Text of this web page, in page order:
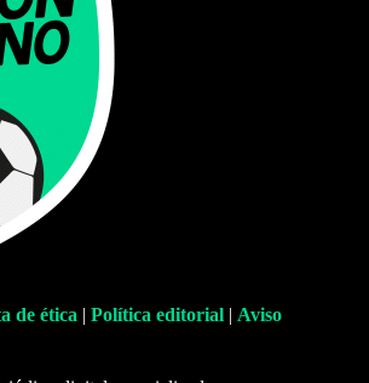
de ética | Política editorial | Aviso